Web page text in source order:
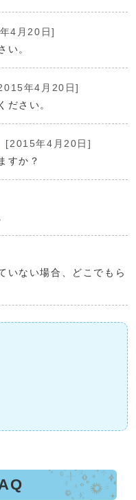
4月20日]
い。
年4月20日]
ださい。
[2015年4月20日]
すか？
いない場合、どこでもら